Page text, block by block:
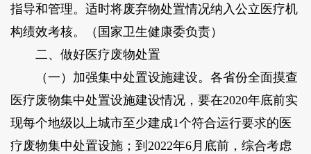
指导和管理。适时将废弃物处置情况纳入公立医疗机
构绩效考核。（国家卫生健康委负责）
二、做好医疗废物处置
（一）加强集中处置设施建设。各省份全面摸查
医疗废物集中处置设施建设情况，要在2020年底前实
现每个地级以上城市至少建成1个符合运行要求的医
疗废物集中处置设施；到2022年6月底前，综合考虑